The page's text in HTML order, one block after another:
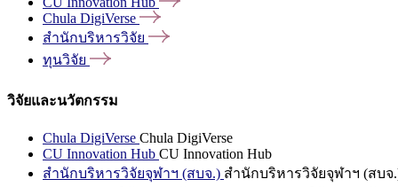
Chula DigiVerse
สำนักบริหารวิจัย
ทุนวิจัย
วิจัยและนวัตกรรม
Chula DigiVerse Chula DigiVerse
CU Innovation Hub CU Innovation Hub
สำนักบริหารวิจัยจุฬาฯ (สบจ.) สำนักบริหารวิจัยจุฬาฯ (สบจ